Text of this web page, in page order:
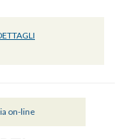
on-line